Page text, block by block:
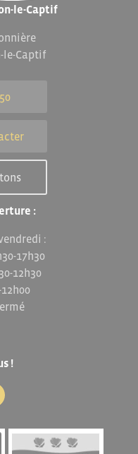
le-Captif
le-Captif
:
:
17h30
12h30
!